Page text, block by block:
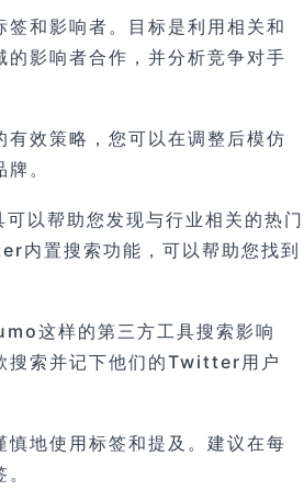
签和影响者。目标是利用相关和
的影响者合作，并分析竞争对手
有效策略，您可以在调整后模仿
。
以帮助您发现与行业相关的热门
内置搜索功能，可以帮助您找到
这样的第三方工具搜索影响
搜索并记下他们的Twitter用户
慎地使用标签和提及。建议在每